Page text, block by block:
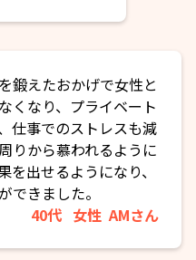
鍛えたおかげで女性と
くなり、プライベート
仕事でのストレスも減
りから慕われるように
を出せるようになり、
できました。
40代 女性 AMさん